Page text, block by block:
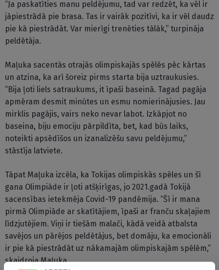
“Ja paskatīties manu peldējumu, tad var redzēt, ka vēl ir
jāpiestrādā pie brasa. Tas ir vairāk pozitīvi, ka ir vēl daudz
pie kā piestrādāt. Var mierīgi trenēties tālāk,” turpināja
peldētāja.
Maļuka sacentās otrajās olimpiskajās spēlēs pēc kārtas
un atzina, ka arī šoreiz pirms starta bija uztraukusies.
“Bija ļoti liels satraukums, it īpaši baseinā. Tagad pagāja
apmēram desmit minūtes un esmu nomierinājusies. Jau
mirklis pagājis, vairs neko nevar labot. Izkāpjot no
baseina, biju emociju pārpildīta, bet, kad būs laiks,
noteikti apsēdīšos un izanalizēšu savu peldējumu,”
stāstīja latviete.
Tāpat Maļuka izcēla, ka Tokijas olimpiskās spēles un šī
gana Olimpiāde ir ļoti atšķirīgas, jo 2021.gadā Tokijā
sacensības ietekmēja Covid-19 pandēmija. “Šī ir mana
pirmā Olimpiāde ar skatītājiem, īpaši ar franču skaļajiem
līdzjutējiem. Viņi ir tiešām malači, kādā veidā atbalsta
savējos un pārējos peldētājus, bet domāju, ka emocionāli
ir pie kā piestrādāt uz nākamajām olimpiskajām spēlēm,”
skaidroja Maļuka.